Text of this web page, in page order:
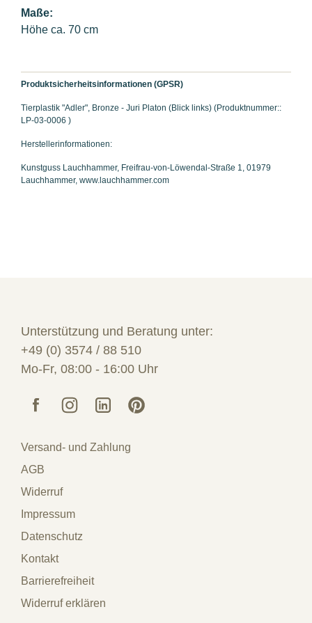
Maße:
Höhe ca. 70 cm
Produktsicherheitsinformationen (GPSR)
Tierplastik "Adler", Bronze - Juri Platon (Blick links) (Produktnummer::
LP-03-0006 )
Herstellerinformationen:
Kunstguss Lauchhammer, Freifrau-von-Löwendal-Straße 1, 01979
Lauchhammer, www.lauchhammer.com
Unterstützung und Beratung unter:
+49 (0) 3574 / 88 510
Mo-Fr, 08:00 - 16:00 Uhr
Versand- und Zahlung
AGB
Widerruf
Impressum
Datenschutz
Kontakt
Barrierefreiheit
Widerruf erklären